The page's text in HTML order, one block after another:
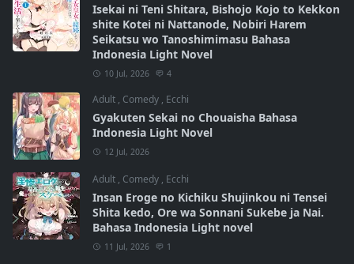
Isekai ni Teni Shitara, Bishojo Kojo to Kekkon
shite Kotei ni Nattanode, Nobiri Harem
Seikatsu wo Tanoshimimasu Bahasa
Indonesia Light Novel
10 Jul, 2026 4
Adult , Comedy , Ecchi
Gyakuten Sekai no Chouaisha Bahasa
Indonesia Light Novel
12 Jul, 2026
Adult , Comedy , Ecchi
Insan Eroge no Kichiku Shujinkou ni Tensei
Shita kedo, Ore wa Sonnani Sukebe ja Nai.
Bahasa Indonesia Light novel
11 Jul, 2026 1